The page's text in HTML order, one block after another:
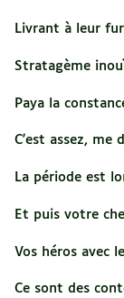
Livrant à leur
Stratagème
Paya la
C'est assez, me
La période est
Et puis votre
Vos héros avec
Ce sont des